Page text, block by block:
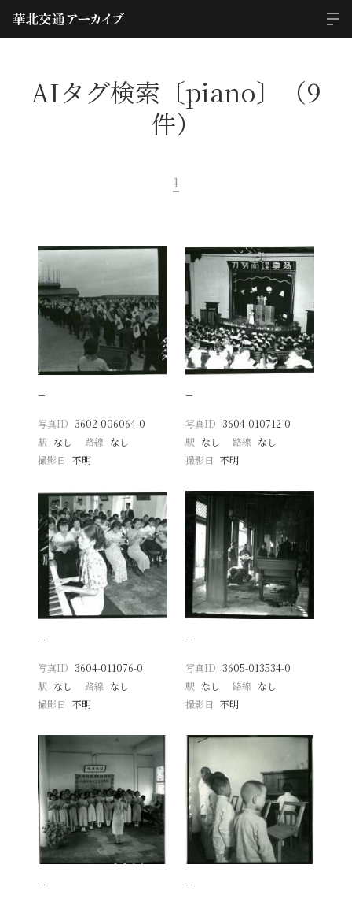
AIタグ検索〔piano〕（9
件）
1
−
写真ID 3602-006064-0
駅 なし 路線 なし
撮影日
不明
−
写真ID 3604-010712-0
駅 なし 路線 なし
撮影日 不明
−
写真ID 3604-011076-0
駅 なし 路線 なし
撮影日
不明
−
写真ID 3605-013534-0
駅 なし 路線 なし
撮影日 不明
− −